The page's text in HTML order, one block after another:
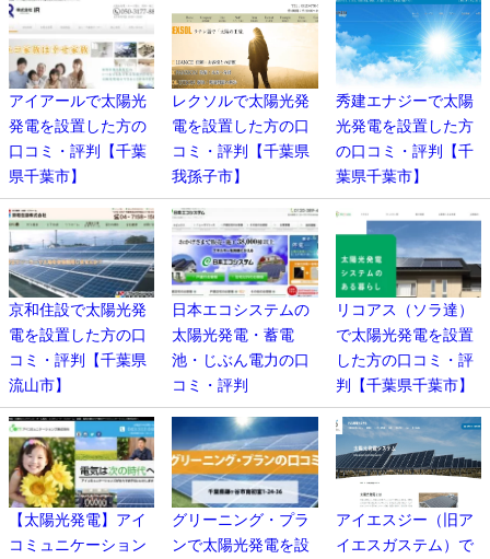
アイアールで太陽光
発電を設置した方の
口コミ・評判【千葉
県千葉市】
レクソルで太陽光発
電を設置した方の口
コミ・評判【千葉県
我孫子市】
秀建エナジーで太陽
光発電を設置した方
の口コミ・評判【千
葉県千葉市】
京和住設で太陽光発
電を設置した方の口
コミ・評判【千葉県
流山市】
日本エコシステムの
太陽光発電・蓄電
池・じぶん電力の口
コミ・評判
リコアス（ソラ達）
で太陽光発電を設置
した方の口コミ・評
判【千葉県千葉市】
【太陽光発電】アイ
コミュニケーション
グリーニング・プラ
ンで太陽光発電を設
アイエスジー（旧ア
イエスガステム）で